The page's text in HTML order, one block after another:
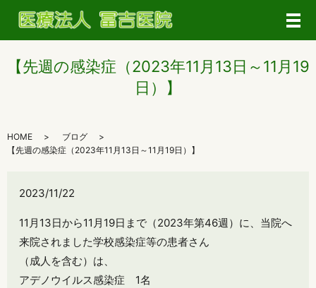
メ
【先週の感染症（2023年11月13日～11月19
日）】
HOME
ブログ
【先週の感染症（2023年11月13日～11月19日）】
2023/11/22
11月13日から11月19日まで（2023年第46週）に、当院へ
来院されました学校感染症等の患者さん
（成人を含む）は、
アデノウイルス感染症 1名